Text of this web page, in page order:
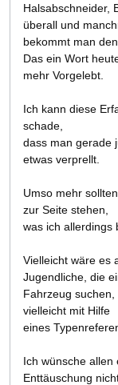
Halsabschneider,
überall und
bekommt man
Das ein Wort
mehr Vorgelebt.
Ich kann diese
schade,
dass man gerade
etwas verprellt.
Umso mehr
zur Seite stehen,
was ich allerdings
Vielleicht wäre es
Jugendliche, die
Fahrzeug
vielleicht mit Hilfe
eines
Ich wünsche
Enttäuschung